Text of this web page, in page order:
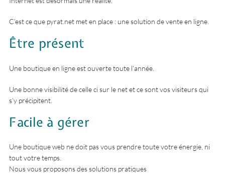
C’est ce que pyrat.net met en place : une solution de vente en ligne.
Être présent
Une boutique en ligne est ouverte toute l’année.
Une bonne visibilité de celle ci sur le net et ce sont vos visiteurs qui
s’y précipitent.
Facile à gérer
Une boutique web ne doit pas vous prendre toute votre énergie, ni
tout votre temps.
Nous vous proposons des solutions pratiques